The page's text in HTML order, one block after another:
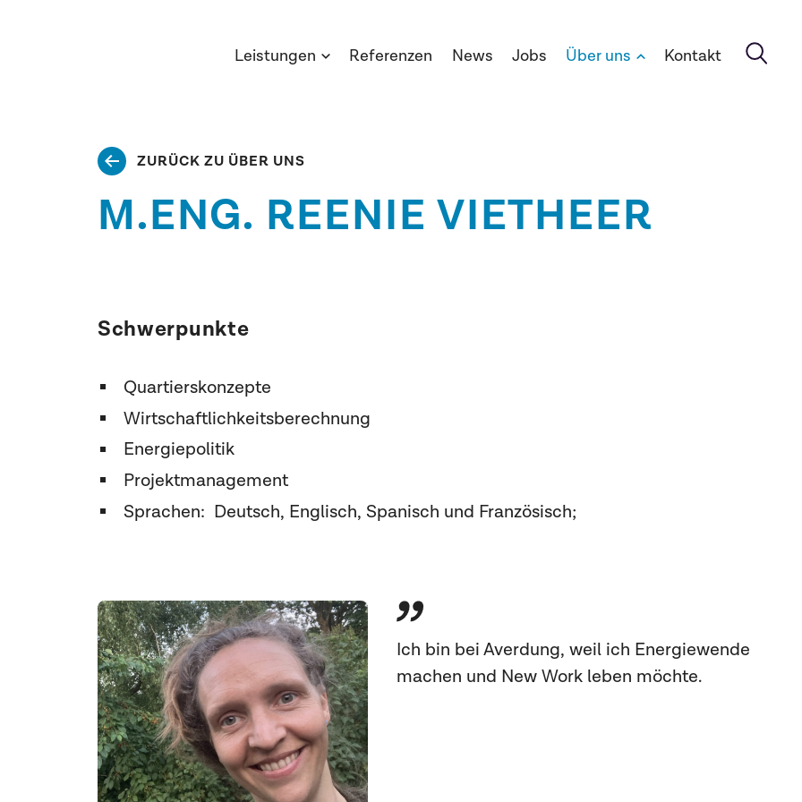
Leistungen Referenzen News Jobs Über uns Kontakt
ZURÜCK ZU ÜBER UNS
M.ENG. REENIE VIETHEER
Schwerpunkte
Quartierskonzepte
Wirtschaftlichkeitsberechnung
Energiepolitik
Projektmanagement
Sprachen: Deutsch, Englisch, Spanisch und Französisch;
Ich bin bei Averdung, weil ich Energiewende
machen und New Work leben möchte.